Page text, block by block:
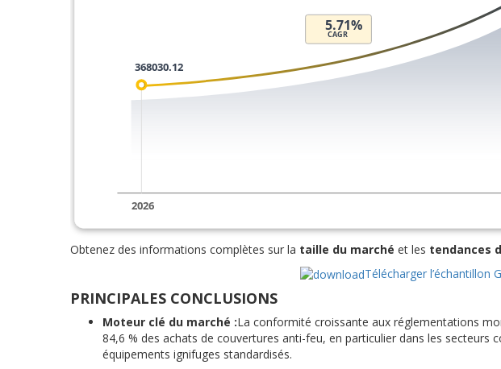
Obtenez des informations complètes sur la taille du marché et les tendances
Télécharger l’échantillon
PRINCIPALES CONCLUSIONS
Moteur clé du marché :La conformité croissante aux réglementations
84,6 % des achats de couvertures anti-feu, en particulier dans les secteurs
équipements ignifuges standardisés.